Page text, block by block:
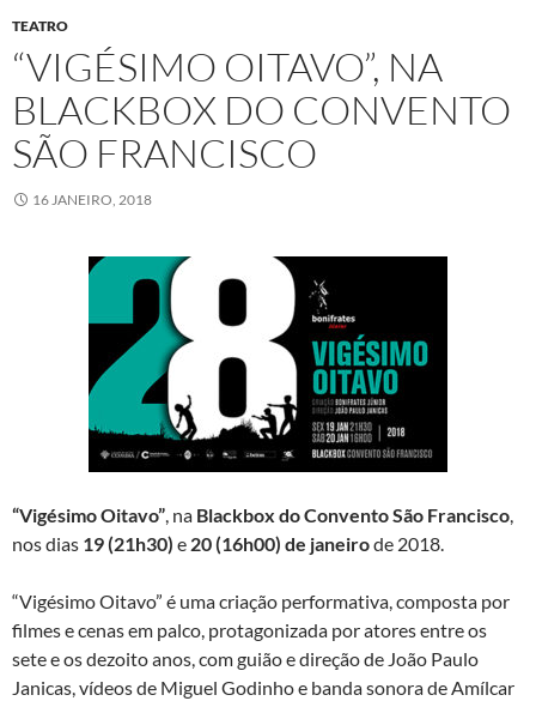
TEATRO
“VIGÉSIMO OITAVO”, NA
BLACKBOX DO CONVENTO
SÃO FRANCISCO
16 JANEIRO, 2018
“Vigésimo Oitavo”, na Blackbox do Convento São Francisco,
nos dias 19 (21h30) e 20 (16h00) de janeirode 2018.
“Vigésimo Oitavo” é uma criação performativa, composta por
filmes e cenas em palco, protagonizada por atores entre os
sete e os dezoito anos, com guião e direção de João Paulo
Janicas, vídeos de Miguel Godinho e banda sonora de Amílcar